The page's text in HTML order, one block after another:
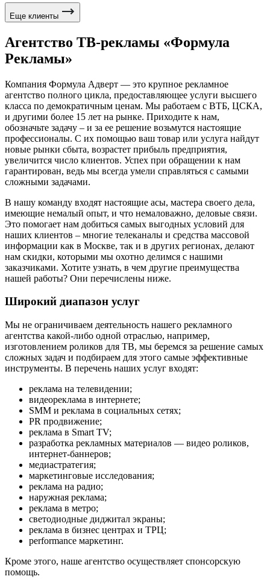
Еще клиенты
Агентство ТВ-рекламы «Формула
Рекламы»
Компания Формула Адверт — это крупное рекламное
агентство полного цикла, предоставляющее услуги высшего
класса по демократичным ценам. Мы работаем с ВТБ, ЦСКА,
и другими более 15 лет на рынке. Приходите к нам,
обозначьте задачу – и за ее решение возьмутся настоящие
профессионалы. С их помощью ваш товар или услуга найдут
новые рынки сбыта, возрастет прибыль предприятия,
увеличится число клиентов. Успех при обращении к нам
гарантирован, ведь мы всегда умели справляться с самыми
сложными задачами.
В нашу команду входят настоящие асы, мастера своего дела,
имеющие немалый опыт, и что немаловажно, деловые связи.
Это помогает нам добиться самых выгодных условий для
наших клиентов – многие телеканалы и средства массовой
информации как в Москве, так и в других регионах, делают
нам скидки, которыми мы охотно делимся с нашими
заказчиками. Хотите узнать, в чем другие преимущества
нашей работы? Они перечислены ниже.
Широкий диапазон услуг
Мы не ограничиваем деятельность нашего рекламного
агентства какой-либо одной отраслью, например,
изготовлением роликов для ТВ, мы беремся за решение самых
сложных задач и подбираем для этого самые эффективные
инструменты. В перечень наших услуг входят:
реклама на телевидении;
видеореклама в интернете;
SMM и реклама в социальных сетях;
PR продвижение;
реклама в Smart TV;
разработка рекламных материалов — видео роликов,
интернет-баннеров;
медиастратегия;
маркетинговые исследования;
реклама на радио;
наружная реклама;
реклама в метро;
светодиодные диджитал экраны;
реклама в бизнес центрах и ТРЦ;
performance маркетинг.
Кроме этого, наше агентство осуществляет спонсорскую
помощь.